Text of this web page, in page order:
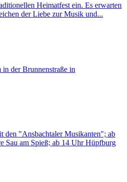
Heimatfest ein. Es erwarten
der Liebe zur Musik und...
in der Brunnenstraße in
den "Ansbachtaler Musikanten"; ab
Sau am Spieß; ab 14 Uhr Hüpfburg